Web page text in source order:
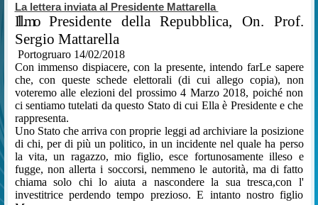
La lettera inviata al Presidente Mattarella
Ill.moPresidente della Repubblica, On. Prof.
Sergio Mattarella
Portogruaro 14/02/2018
Con immenso dispiacere, con la presente, intendo farLe sapere
che, con queste schede elettorali (di cui allego copia), non
voteremo alle elezioni del prossimo 4 Marzo 2018, poiché non
ci sentiamo tutelati da questo Stato di cui Ella è Presidente e che
rappresenta.
Uno Stato che arriva con proprie leggi ad archiviare la posizione
di chi, per di più un politico, in un incidente nel quale ha perso
la vita, un ragazzo, mio figlio, esce fortunosamente illeso e
fugge, non allerta i soccorsi, nemmeno le autorità, ma di fatto
chiama solo chi lo aiuta a nascondere la sua tresca,con l'
investitrice perdendo tempo prezioso. E intanto nostro figlio